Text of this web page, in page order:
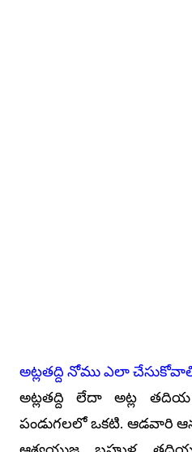
అట్లతద్ది నోము ఎలా
అట్లతద్ది లేదా అట్ల
పండుగలలో ఒకటి. ఆడవారి